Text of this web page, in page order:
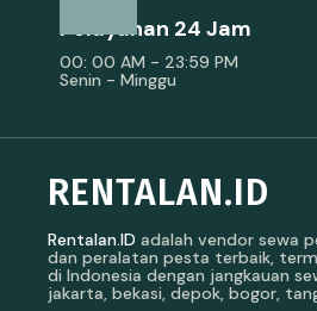
Pelayanan 24 Jam
00: 00 AM - 23:59 PM
Senin - Minggu
RENTALAN.ID
Rentalan.ID adalah vendor sewa
dan peralatan pesta terbaik,
di Indonesia dengan jangkauan
jakarta, bekasi, depok, bogor,